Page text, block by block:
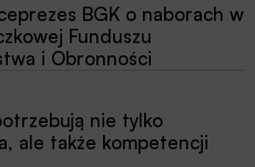
BGK o naborach w
Funduszu
i Obronności
nie tylko
ale także kompetencji